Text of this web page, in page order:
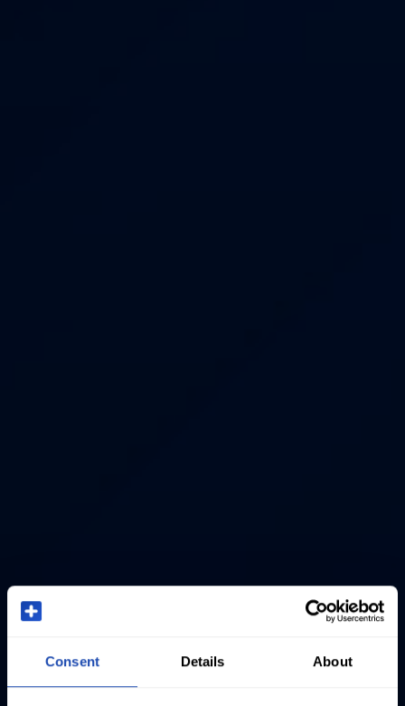
Consent Details About